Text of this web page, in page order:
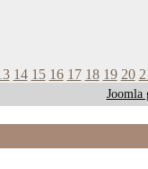
14 15 16 17 18 19 20
Joomla